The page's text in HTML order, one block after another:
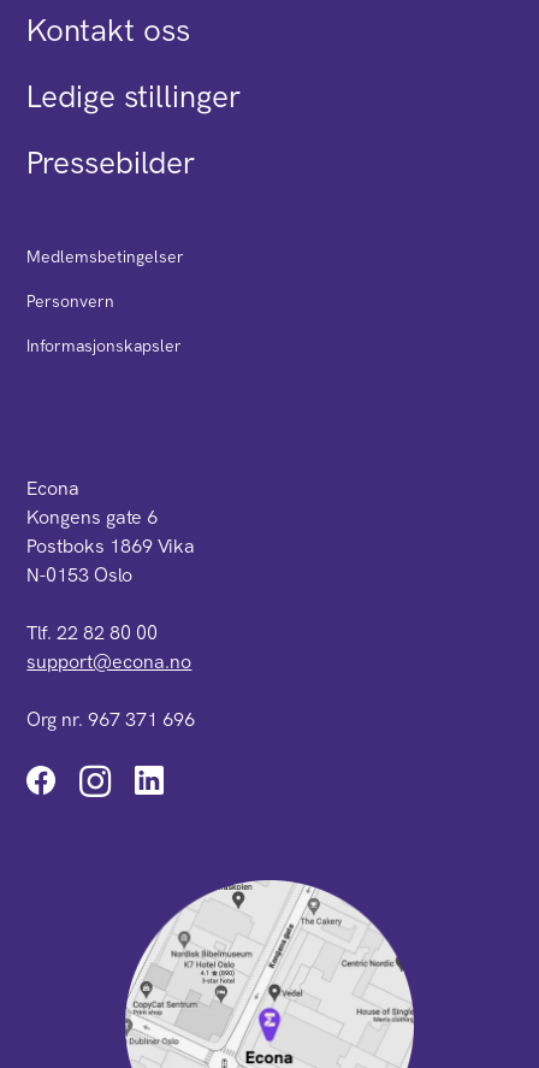
Kontakt oss
Ledige stillinger
Pressebilder
Medlemsbetingelser
Personvern
Informasjonskapsler
Econa
Kongens gate 6
Postboks 1869 Vika
N-0153 Oslo
Tlf. 22 82 80 00
support@econa.no
Org nr. 967 371 696
Instagram